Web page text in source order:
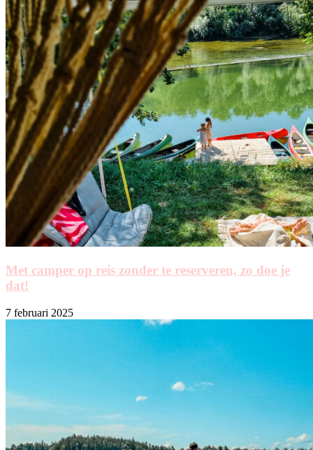
Met camper op reis zonder te reserveren, zo doe je
dat!
7 februari 2025